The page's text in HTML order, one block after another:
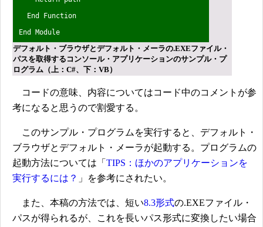
End Function
End Module
デフォルト・ブラウザとデフォルト・メーラの.EXEファイル・
パスを取得するコンソール・アプリケーションのサンプル・プ
ログラム（上：C#、下：VB）
コードの意味、内容についてはコード中のコメントが参
考になると思うので割愛する。
このサンプル・プログラムを実行すると、デフォルト・
ブラウザとデフォルト・メーラが起動する。プログラムの
起動方法については「 TIPS：ほかのアプリケーションを
実行するには？ 」を参考にされたい。
また、本稿の方法では、短い8.3形式の.EXEファイル・
パスが得られるが、これを長いパス形式に変換したい場合